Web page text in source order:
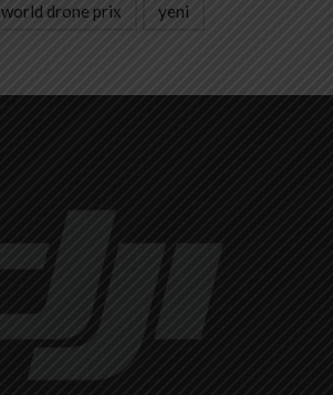
world drone prix yeni